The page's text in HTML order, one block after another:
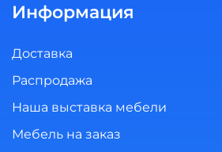
Информация
Доставка
Распродажа
Наша выставка мебели
Мебель на заказ